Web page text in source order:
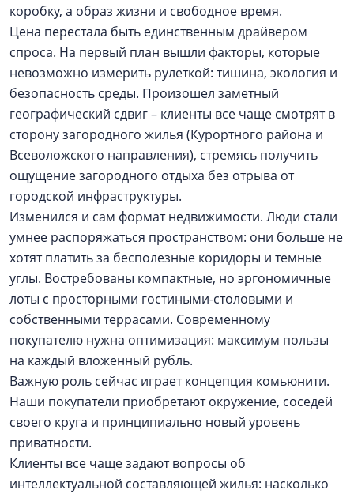
коробку, а образ жизни и свободное время.
Цена перестала быть единственным драйвером
спроса. На первый план вышли факторы, которые
невозможно измерить рулеткой: тишина, экология и
безопасность среды. Произошел заметный
географический сдвиг – клиенты все чаще смотрят в
сторону загородного жилья (Курортного района и
Всеволожского направления), стремясь получить
ощущение загородного отдыха без отрыва от
городской инфраструктуры.
Изменился и сам формат недвижимости. Люди стали
умнее распоряжаться пространством: они больше не
хотят платить за бесполезные коридоры и темные
углы. Востребованы компактные, но эргономичные
лоты с просторными гостиными-столовыми и
собственными террасами. Современному
покупателю нужна оптимизация: максимум пользы
на каждый вложенный рубль.
Важную роль сейчас играет концепция комьюнити.
Наши покупатели приобретают окружение, соседей
своего круга и принципиально новый уровень
приватности.
Клиенты все чаще задают вопросы об
интеллектуальной составляющей жилья: насколько